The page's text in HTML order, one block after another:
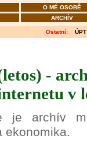
O MÉ OSOBĚ
ARCHÍV
Ostatní: ÚPT
-
v
je archív
ekonomika.